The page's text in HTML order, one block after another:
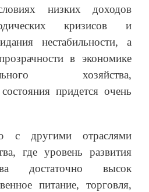
низких доходов
кризисов и
нестабильности, а
в экономике
хозяйства,
придется очень
с другими отраслями
где уровень развития
достаточно высок
питание, торговля,